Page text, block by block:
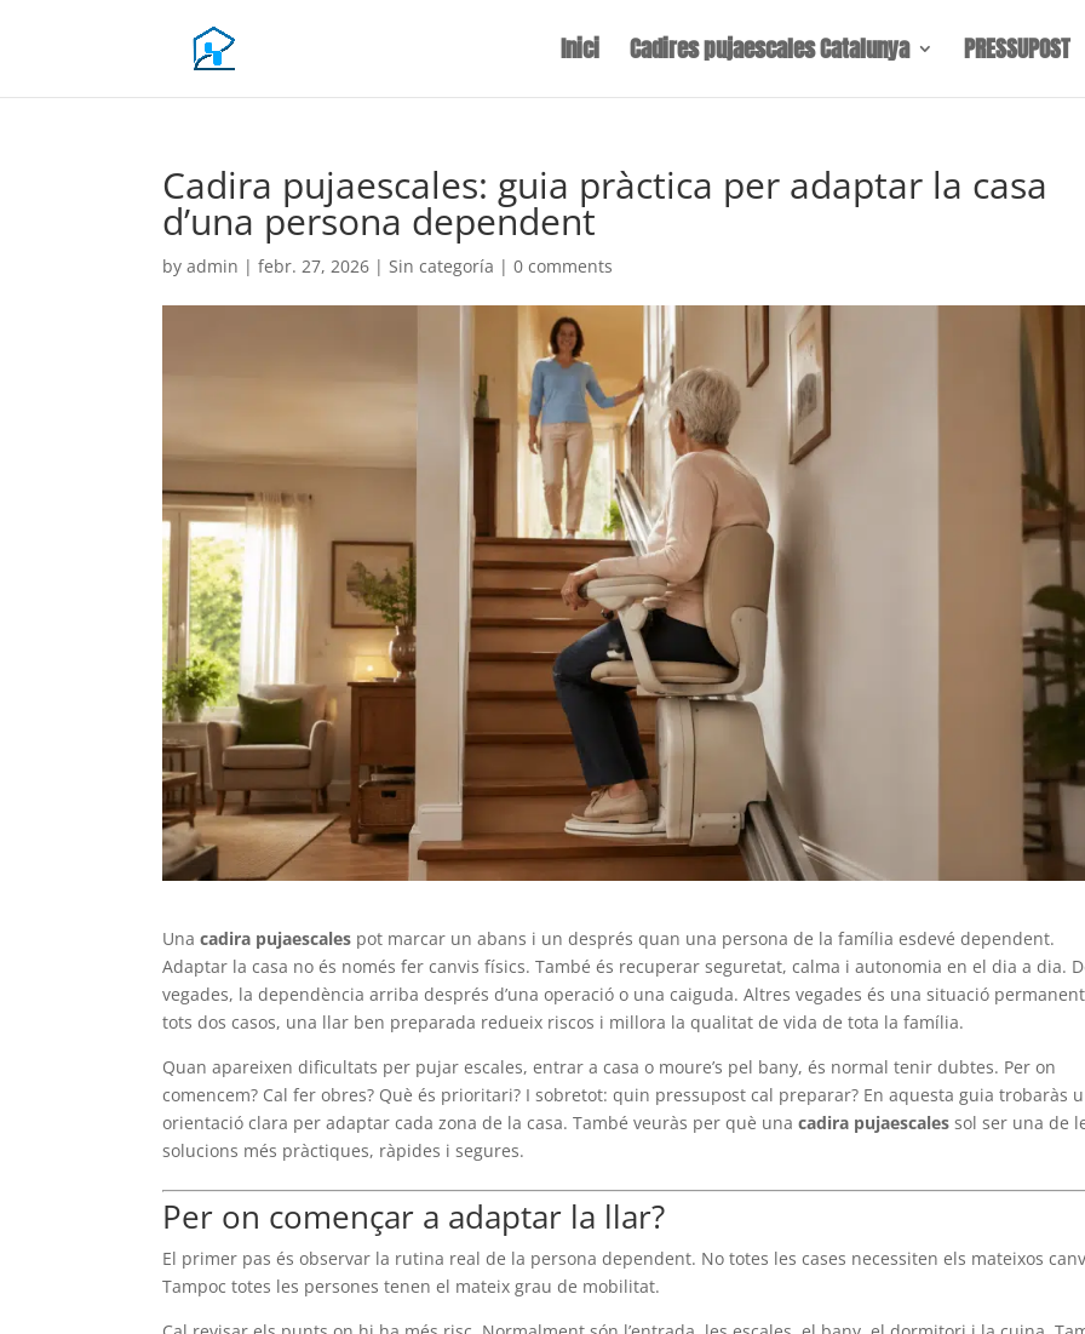
Inici Cadires pujaescales Catalunya PRESSUPOST
Cadira pujaescales: guia pràctica per adaptar la casa
d’una persona dependent
byadmin |febr. 27, 2026 |Sin categoría |0 comments
Unacadira pujaescales pot marcar un abans i un després quan una persona de la família esdevé dependent.
Adaptar la casa no és només fer canvis físics. També és recuperar seguretat, calma i autonomia en el dia a dia.
vegades, la dependència arriba després d’una operació o una caiguda. Altres vegades és una situació
tots dos casos, una llar ben preparada redueix riscos i millora la qualitat de vida de tota la família.
Quan apareixen dificultats per pujar escales, entrar a casa o moure’s pel bany, és normal tenir dubtes. Per on
comencem? Cal fer obres? Què és prioritari? I sobretot: quin pressupost cal preparar? En aquesta guia trobaràs
orientació clara per adaptar cada zona de la casa. També veuràs per què unacadira pujaescales sol ser una de
solucions més pràctiques, ràpides i segures.
Per on començar a adaptar la llar?
El primer pas és observar la rutina real de la persona dependent. No totes les cases necessiten els mateixos
Tampoc totes les persones tenen el mateix grau de mobilitat.